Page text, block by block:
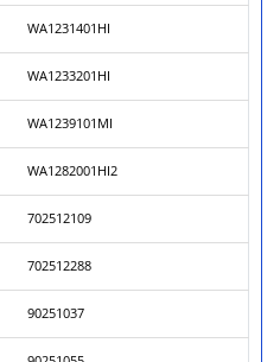
WA1231401HI
WA1233201HI
WA1239101MI
WA1282001HI2
702512109
702512288
90251037